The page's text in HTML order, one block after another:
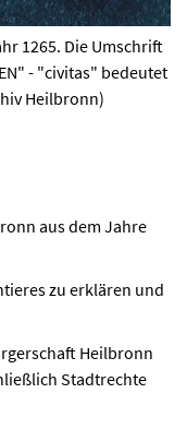
1265. Die Umschrift
- "civitas" bedeutet
Heilbronn)
aus dem Jahre
zu erklären und
Heilbronn
Stadtrechte